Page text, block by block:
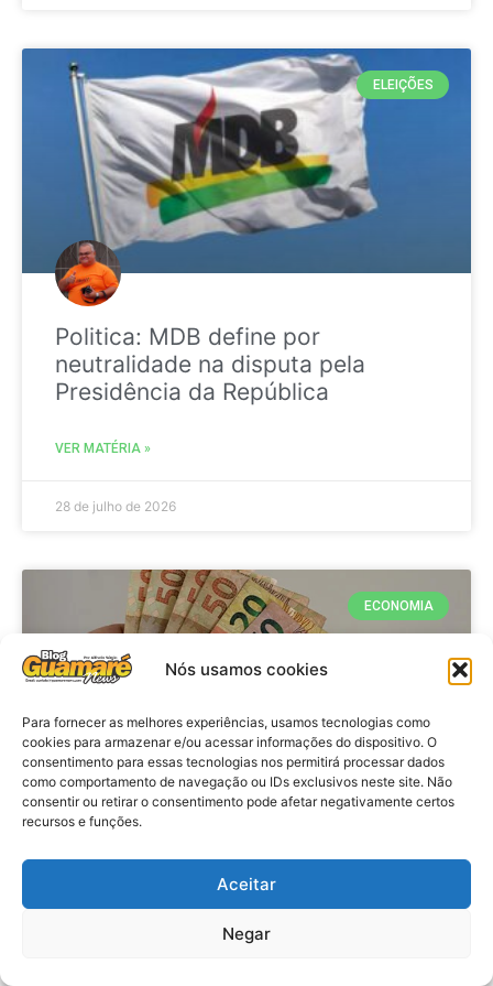
Nós usamos cookies
Para fornecer as melhores experiências, usamos tecnologias como
cookies para armazenar e/ou acessar informações do dispositivo. O
consentimento para essas tecnologias nos permitirá processar dados
como comportamento de navegação ou IDs exclusivos neste site. Não
consentir ou retirar o consentimento pode afetar negativamente certos
recursos e funções.
Aceitar
Negar
ELEIÇÕES
Politica: MDB define por
neutralidade na disputa pela
Presidência da República
VER MATÉRIA »
28 de julho de 2026
ECONOMIA
Economia: Beneficiários com NIS
de final 7 recebem Bolsa Família
de julho